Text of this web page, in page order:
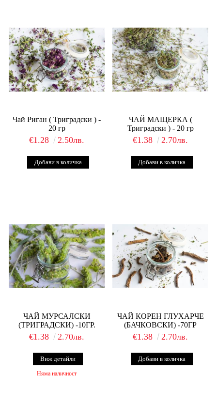
Чай Риган ( Триградски ) -
20 гр
€1.28 2.50лв.
ЧАЙ МАЩЕРКА (
Триградски ) - 20 гр
€1.38 2.70лв.
ЧАЙ МУРСАЛСКИ
(ТРИГРАДСКИ) -10ГР.
€1.38 2.70лв.
Виж детайли
Няма наличност
ЧАЙ КОРЕН ГЛУХАРЧЕ
(БАЧКОВСКИ) -70ГР
€1.38 2.70лв.